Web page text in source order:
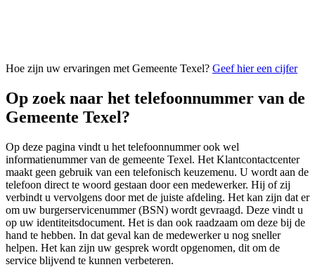
Hoe zijn uw ervaringen met Gemeente Texel? Geef hier een cijfer
Op zoek naar het telefoonnummer van de
Gemeente Texel?
Op deze pagina vindt u het telefoonnummer ook wel
informatienummer van de gemeente Texel. Het Klantcontactcenter
maakt geen gebruik van een telefonisch keuzemenu. U wordt aan de
telefoon direct te woord gestaan door een medewerker. Hij of zij
verbindt u vervolgens door met de juiste afdeling. Het kan zijn dat er
om uw burgerservicenummer (BSN) wordt gevraagd. Deze vindt u
op uw identiteitsdocument. Het is dan ook raadzaam om deze bij de
hand te hebben. In dat geval kan de medewerker u nog sneller
helpen. Het kan zijn uw gesprek wordt opgenomen, dit om de
service blijvend te kunnen verbeteren.